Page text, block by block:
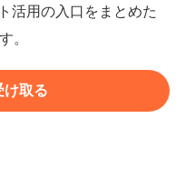
活用の入口をまとめた
。
け取る